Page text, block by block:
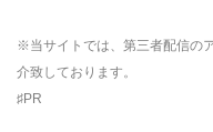
※当サイトでは、第三者配信の
介致しております。
♯PR